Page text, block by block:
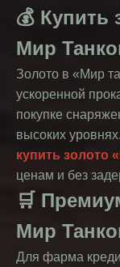
💰 Купить
Мир
Золото в «Мир
ускоренной
покупке
высоких
купить золото
ценам и без
🛒
Мир
Для фарма